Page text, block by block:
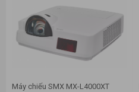
Máy chiếu SMX MX-L4000XT